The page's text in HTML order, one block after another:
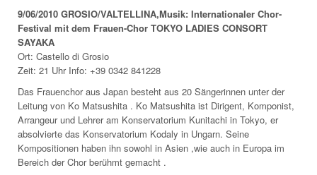
9/06/2010 GROSIO/VALTELLINA,Musik: Internationaler Chor-
Festival mit dem Frauen-Chor TOKYO LADIES CONSORT
SAYAKA
Ort: Castello di Grosio
Zeit: 21 Uhr Info: +39 0342 841228
Das Frauenchor aus Japan besteht aus 20 Sängerinnen unter der
Leitung von Ko Matsushita . Ko Matsushita ist Dirigent, Komponist,
Arrangeur und Lehrer am Konservatorium Kunitachi in Tokyo, er
absolvierte das Konservatorium Kodaly in Ungarn. Seine
Kompositionen haben ihn sowohl in Asien ,wie auch in Europa im
Bereich der Chor berühmt gemacht .